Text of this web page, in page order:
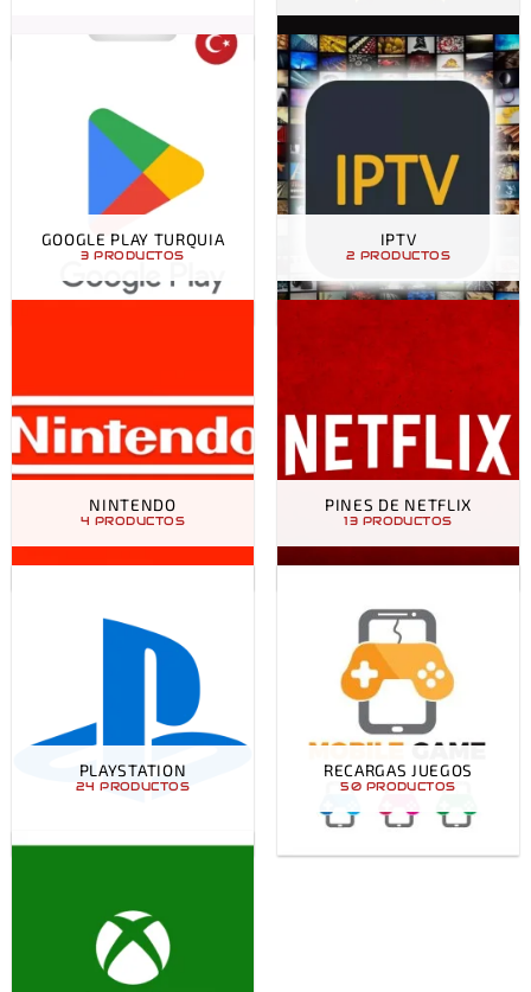
GOOGLE PLAY TURQUIA
3 PRODUCTOS
IPTV
2 PRODUCTOS
NINTENDO
4 PRODUCTOS
PINES DE NETFLIX
13 PRODUCTOS
PLAYSTATION
24 PRODUCTOS
RECARGAS JUEGOS
50 PRODUCTOS